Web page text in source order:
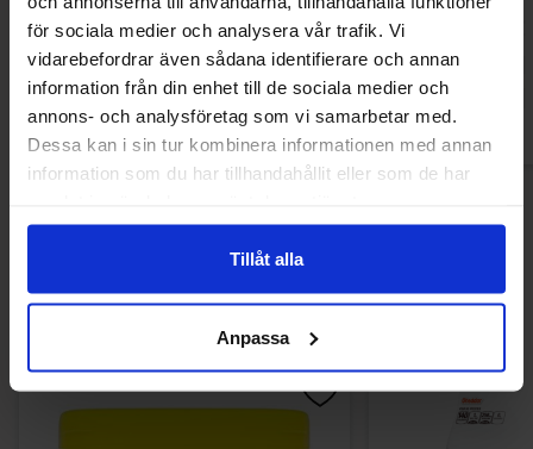
för sociala medier och analysera vår trafik. Vi
vidarebefordrar även sådana identifierare och annan
information från din enhet till de sociala medier och
annons- och analysföretag som vi samarbetar med.
Dessa kan i sin tur kombinera informationen med annan
information som du har tillhandahållit eller som de har
Tillåt alla
Anpassa
16.90 kr
Køb
Andre kunne lide